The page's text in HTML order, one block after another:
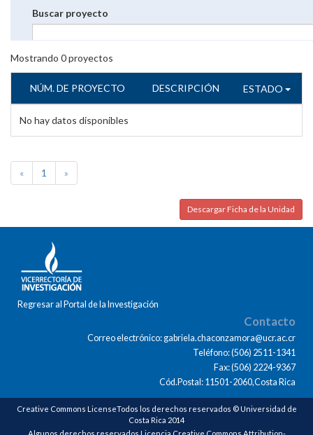
Buscar proyecto
Mostrando 0proyectos
NÚM. DE PROYECTO DESCRIPCIÓN ESTADO
No hay datos disponibles
« 1 »
Descargar Ficha de la Unidad
Regresar al Portal de la Investigación
Contacto
Correo electrónico: gabriela.chaconzamora@ucr.ac.cr
Teléfono: (506) 2511-1341
Fax: (506) 2224-9367
Cód.Postal: 11501-2060,Costa Rica
Creative Commons LicenseTodos los derechos reservados © Universidad de
Costa Rica 2014